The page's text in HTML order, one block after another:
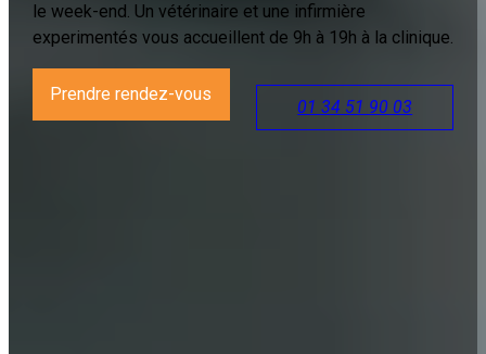
le week-end. Un vétérinaire et une infirmière
experimentés vous accueillent de 9h à 19h à la clinique.
Prendre rendez-vous
01 34 51 90 03